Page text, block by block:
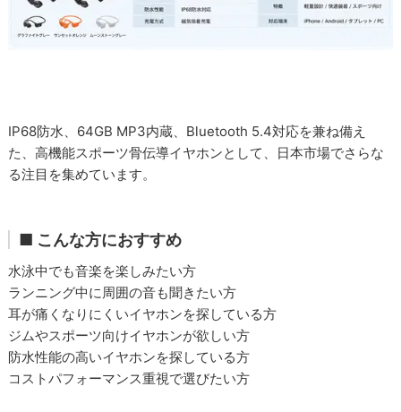
IP68防水、64GB MP3内蔵、Bluetooth 5.4対応を兼ね備え
た、高機能スポーツ骨伝導イヤホンとして、日本市場でさらな
る注目を集めています。
■ こんな方におすすめ
水泳中でも音楽を楽しみたい方
ランニング中に周囲の音も聞きたい方
耳が痛くなりにくいイヤホンを探している方
ジムやスポーツ向けイヤホンが欲しい方
防水性能の高いイヤホンを探している方
コストパフォーマンス重視で選びたい方